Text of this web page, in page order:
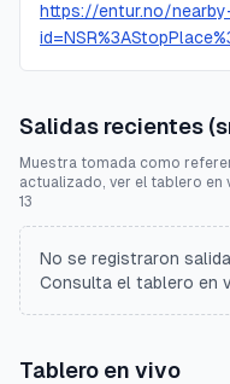
https://entur.no/
Salidas recientes
Muestra tomada como
actualizado, ver el tablero en
13
No se registraron
Consulta el tablero en
Tablero en vivo